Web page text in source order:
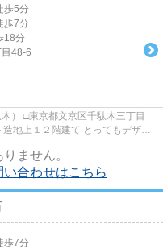
歩5分
歩7分
18分
目48-6
） □東京都文京区千駄木三丁目
ません。
合わせはこちら
歩7分